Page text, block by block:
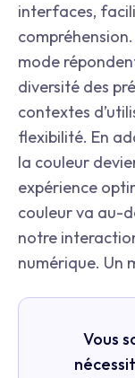
interfaces,
mode
diversité des
contextes
flexibilité. En
la couleur
expérience
couleur va au-
notre
numérique. Un
Vous